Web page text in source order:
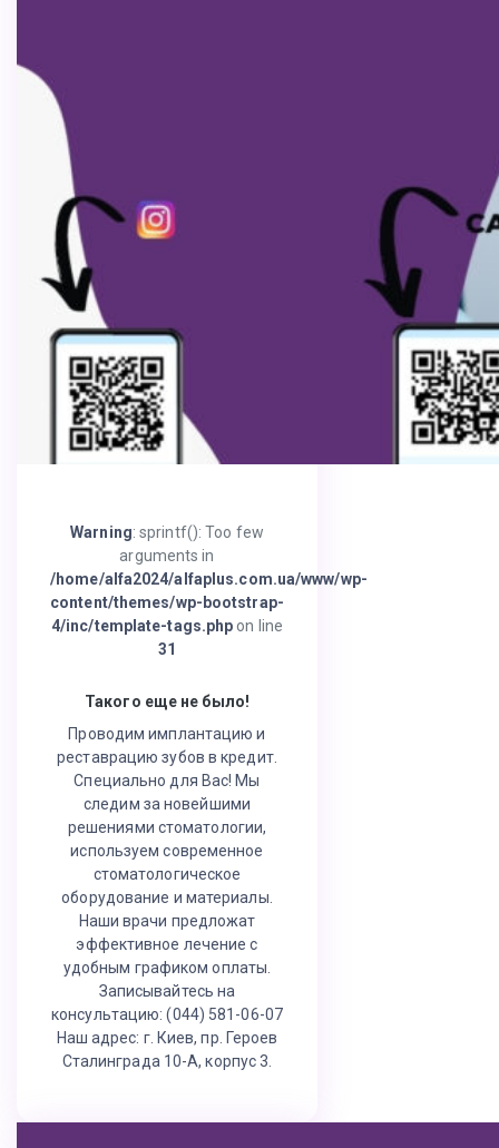
Warning: sprintf(): Too few
arguments in
/home/alfa2024/alfaplus.com.ua/www/wp-
content/themes/wp-bootstrap-
4/inc/template-tags.php on line
31
Такого еще не было!
Проводим имплантацию и
реставрацию зубов в кредит.
Специально для Вас! Мы
следим за новейшими
решениями стоматологии,
используем современное
стоматологическое
оборудование и материалы.
Наши врачи предложат
эффективное лечение с
удобным графиком оплаты.
Записывайтесь на
консультацию: (044) 581-06-07
Наш адрес: г. Киев, пр. Героев
Сталинграда 10-А, корпус 3.